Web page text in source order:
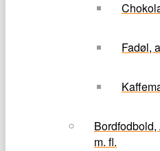
Fadøl,
m. fl.